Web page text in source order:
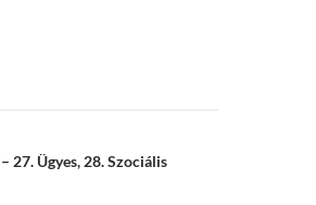
27. Ügyes, 28. Szociális